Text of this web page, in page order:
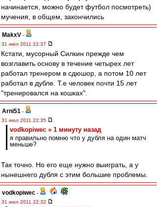
начинается, можно будет футбол посмотреть)
мучения, в общем, закончились
MakxV -
31 июл 2011 22:37
Кстати, мусорный Силкин прежде чем
возглавить основу в течение четырех лет
работал тренером в сдюшор, а потом 10 лет
работал в дубле. Т.е человек почти 15 лет
"тренировался на кошках".
Arni51 -
31 июл 2011 22:35
vodkopiwec » 1 минуту назад
я правильно помню что у дубля на один матч
меньше?
Так точно. Но его еще нужно выиграть, а у
нынешнего дубля с этим большие проблемы.
vodkopiwec -
31 июл 2011 22:32